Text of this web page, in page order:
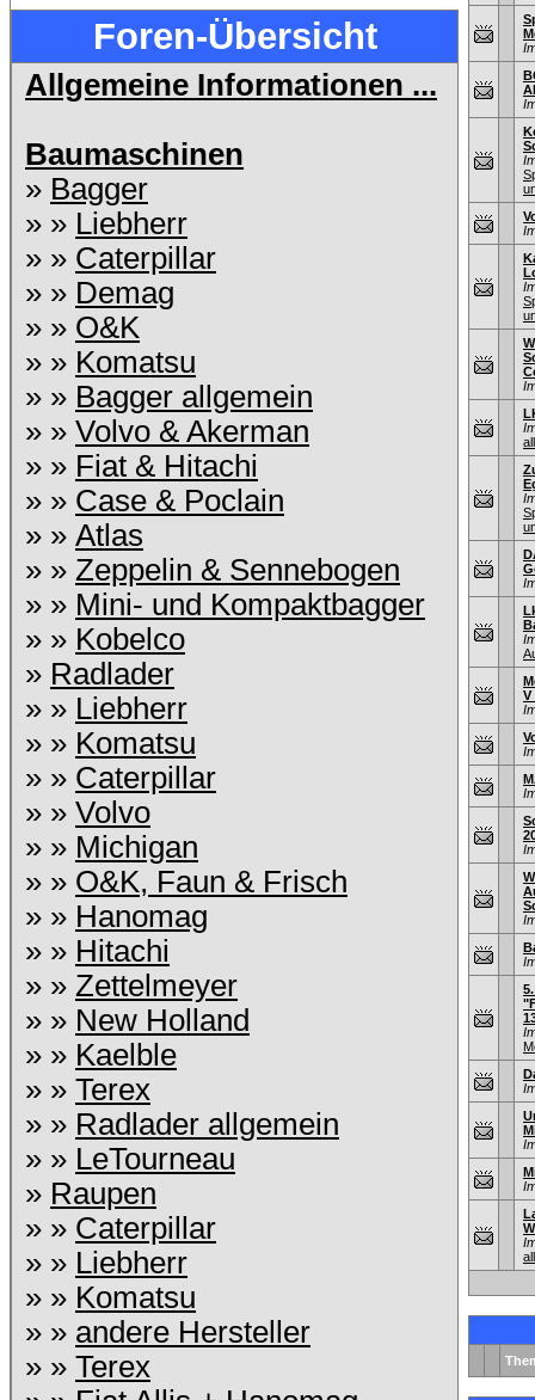
Foren-Übersicht
Allgemeine Informationen ...
Baumaschinen
» Bagger
» » Liebherr
» » Caterpillar
» » Demag
» » O&K
» » Komatsu
» » Bagger allgemein
» » Volvo & Akerman
» » Fiat & Hitachi
» » Case & Poclain
» » Atlas
» » Zeppelin & Sennebogen
» » Mini- und Kompaktbagger
» » Kobelco
» Radlader
» » Liebherr
» » Komatsu
» » Caterpillar
» » Volvo
» » Michigan
» » O&K, Faun & Frisch
» » Hanomag
» » Hitachi
» » Zettelmeyer
» » New Holland
» » Kaelble
» » Terex
» » Radlader allgemein
» » LeTourneau
» Raupen
» » Caterpillar
» » Liebherr
» » Komatsu
» » andere Hersteller
» » Terex
V